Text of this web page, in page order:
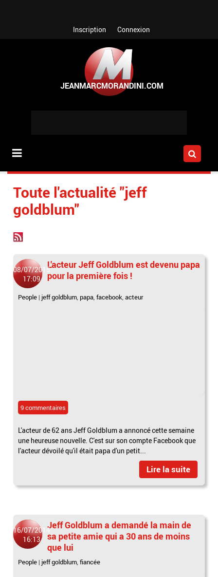
Inscription Connexion
Toute l'actualité "jeff
goldblum"
08/07/2015
17:09
L'acteur Jeff Goldblum est devenu papa
pour la première fois !
People | jeff goldblum, papa,facebook,acteur
9 commentaires
L'acteur de 62 ans Jeff Goldblum a annoncé cette semaine
une heureuse nouvelle. C'est sur son compte Facebook que
l'acteur dévoilé qu'il était papa d'un petit...
Lire la suite
16/07/2014
16:13
Jeff Goldblum a demandé la main de
sa petite amie qui a 30 ans de moins
que lui
People | jeff goldblum,fiancée